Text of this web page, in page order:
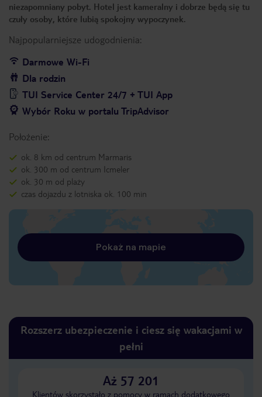
niezapomniany pobyt. Hotel jest kameralny i dobrze będą się tu
czuły osoby, które lubią spokojny wypoczynek.
Najpopularniejsze udogodnienia:
Darmowe Wi-Fi
Dla rodzin
TUI Service Center 24/7 + TUI App
Wybór Roku w portalu TripAdvisor
Położenie:
ok. 8 km od centrum Marmaris
ok. 300 m od centrum Icmeler
ok. 30 m od plaży
czas dojazdu z lotniska ok. 100 min
Pokaż na mapie
Rozszerz ubezpieczenie i ciesz się wakacjami w
pełni
Aż 57 201
Klientów skorzystało z pomocy w ramach dodatkowego